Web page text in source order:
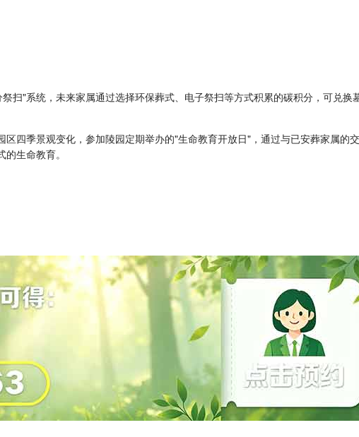
扫"系统，未来家属通过选择环保葬式、电子祭扫等方式积累的碳积分，可兑换
四季景观变化，参加陵园定期举办的"生命教育开放日"，通过与已安葬家属的
生命教育。